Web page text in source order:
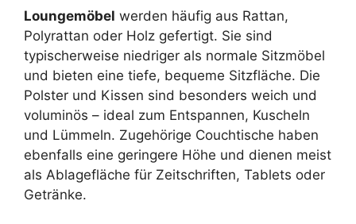
Loungemöbel werden häufig aus Rattan,
Polyrattan oder Holz gefertigt. Sie sind
typischerweise niedriger als normale Sitzmöbel
und bieten eine tiefe, bequeme Sitzfläche. Die
Polster und Kissen sind besonders weich und
voluminös – ideal zum Entspannen, Kuscheln
und Lümmeln. Zugehörige Couchtische haben
ebenfalls eine geringere Höhe und dienen meist
als Ablagefläche für Zeitschriften, Tablets oder
Getränke.